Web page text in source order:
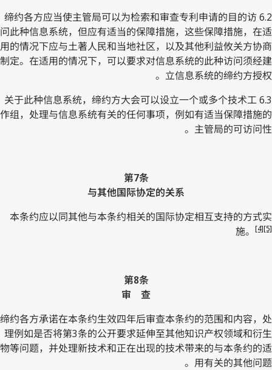
6.2 缔约各方应当使主管局可以为检索和审查专利申请的目的访
问此种信息系统，但应有适当的保障措施，这些保障措施，在适
用的情况下应与土著人民和当地社区，以及其他利益攸关方协商
制定。在适用的情况下，可以要求对信息系统的此种访问须经建
立信息系统的缔约方授权。
6.3 关于此种信息系统，缔约方大会可以设立一个或多个技术工
作组，处理与信息系统有关的任何事项，例如有适当保障措施的
主管局的可访问性。
第7条
与其他国际协定的关系
本条约应以同其他与本条约相关的国际协定相互支持的方式实
施。 [4][5]
第8条
审 查
缔约各方承诺在本条约生效四年后审查本条约的范围和内容，处
理例如是否将第3条的公开要求延伸至其他知识产权领域和衍生
物等问题，并处理新技术和正在出现的技术带来的与本条约的适
用有关的其他问题。